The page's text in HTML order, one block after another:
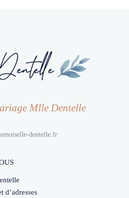
Mlle Dentelle
dentelle.fr
d’adresses